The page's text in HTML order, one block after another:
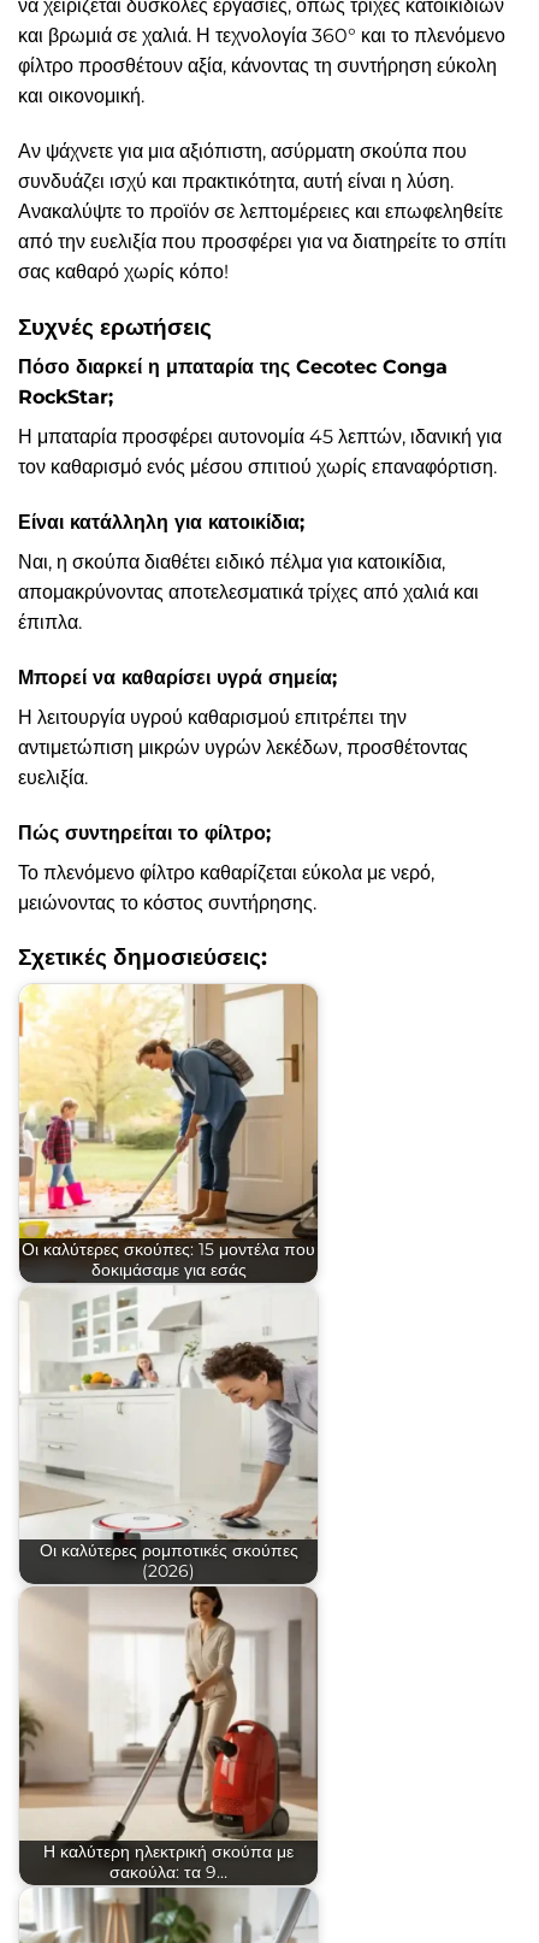
να χειρίζεται δύσκολες εργασίες, όπως τρίχες κατοικιδίων
και βρωμιά σε χαλιά. Η τεχνολογία 360° και το πλενόμενο
φίλτρο προσθέτουν αξία, κάνοντας τη συντήρηση εύκολη
και οικονομική.
Αν ψάχνετε για μια αξιόπιστη, ασύρματη σκούπα που
συνδυάζει ισχύ και πρακτικότητα, αυτή είναι η λύση.
Ανακαλύψτε το προϊόν σε λεπτομέρειες και επωφεληθείτε
από την ευελιξία που προσφέρει για να διατηρείτε το σπίτι
σας καθαρό χωρίς κόπο!
Συχνές ερωτήσεις
Πόσο διαρκεί η μπαταρία της Cecotec Conga
RockStar;
Η μπαταρία προσφέρει αυτονομία 45 λεπτών, ιδανική για
τον καθαρισμό ενός μέσου σπιτιού χωρίς επαναφόρτιση.
Είναι κατάλληλη για κατοικίδια;
Ναι, η σκούπα διαθέτει ειδικό πέλμα για κατοικίδια,
απομακρύνοντας αποτελεσματικά τρίχες από χαλιά και
έπιπλα.
Μπορεί να καθαρίσει υγρά σημεία;
Η λειτουργία υγρού καθαρισμού επιτρέπει την
αντιμετώπιση μικρών υγρών λεκέδων, προσθέτοντας
ευελιξία.
Πώς συντηρείται το φίλτρο;
Το πλενόμενο φίλτρο καθαρίζεται εύκολα με νερό,
μειώνοντας το κόστος συντήρησης.
Σχετικές δημοσιεύσεις:
Οι καλύτερες σκούπες: 15 μοντέλα που
δοκιμάσαμε για εσάς
Οι καλύτερες ρομποτικές σκούπες
(2026)
Η καλύτερη ηλεκτρική σκούπα με
σακούλα: τα 9…